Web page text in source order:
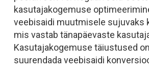
kasutajakogemuse
veebisaidi muutmisele sujuvaks
mis vastab tänapäevaste
Kasutajakogemuse täiustused
suurendada veebisaidi